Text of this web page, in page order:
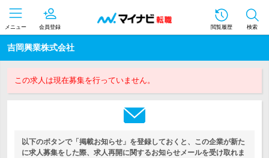
メニュー 会員登録 閲覧履歴 検索
吉岡興業株式会社
この求人は現在募集を行っていません。
以下のボタンで「掲載お知らせ」を登録しておくと、この企業が新た
に求人募集をした際、求人再開に関するお知らせメールを受け取れま